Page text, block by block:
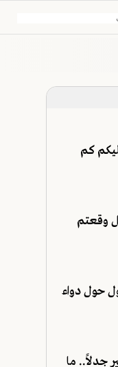
كم
وقعتم
حول دواء
جدلاً.. ما